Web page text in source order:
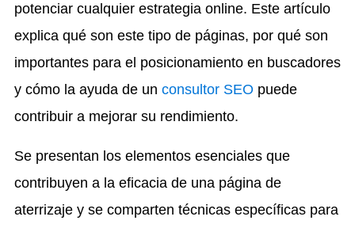
potenciar cualquier estrategia online. Este artículo
explica qué son este tipo de páginas, por qué son
importantes para el posicionamiento en buscadores
y cómo la ayuda de un consultor SEO puede
contribuir a mejorar su rendimiento.
Se presentan los elementos esenciales que
contribuyen a la eficacia de una página de
aterrizaje y se comparten técnicas específicas para